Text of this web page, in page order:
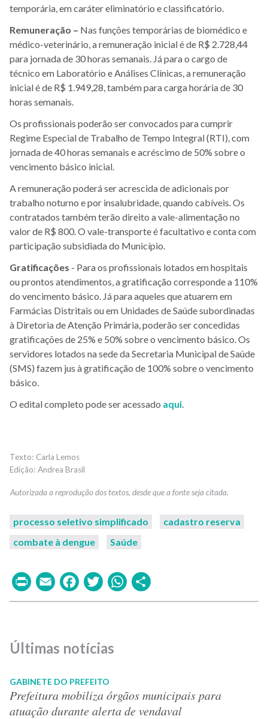
temporária, em caráter eliminatório e classificatório.
Remuneração – Nas funções temporárias de biomédico e
médico-veterinário, a remuneração inicial é de R$ 2.728,44
para jornada de 30 horas semanais. Já para o cargo de
técnico em Laboratório e Análises Clínicas, a remuneração
inicial é de R$ 1.949,28, também para carga horária de 30
horas semanais.
Os profissionais poderão ser convocados para cumprir
Regime Especial de Trabalho de Tempo Integral (RTI), com
jornada de 40 horas semanais e acréscimo de 50% sobre o
vencimento básico inicial.
A remuneração poderá ser acrescida de adicionais por
trabalho noturno e por insalubridade, quando cabíveis. Os
contratados também terão direito a vale-alimentação no
valor de R$ 800. O vale-transporte é facultativo e conta com
participação subsidiada do Município.
Gratificações - Para os profissionais lotados em hospitais
ou prontos atendimentos, a gratificação corresponde a 110%
do vencimento básico. Já para aqueles que atuarem em
Farmácias Distritais ou em Unidades de Saúde subordinadas
à Diretoria de Atenção Primária, poderão ser concedidas
gratificações de 25% e 50% sobre o vencimento básico. Os
servidores lotados na sede da Secretaria Municipal de Saúde
(SMS) fazem jus à gratificação de 100% sobre o vencimento
básico.
O edital completo pode ser acessado aqui
Carla Lemos
Andrea Brasil
processo seletivo simplificado
cadastro reserva
combate à dengue
Saúde
PrintEmailFacebook
TwitterWhatsApp
Últimas notícias
GABINETE DO PREFEITO
Prefeitura mobiliza órgãos municipais para
atuação durante alerta de vendaval